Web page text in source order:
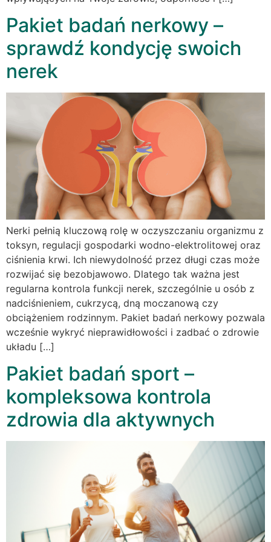
Pakiet badań nerkowy –
sprawdź kondycję swoich
nerek
Nerki pełnią kluczową rolę w oczyszczaniu organizmu z
toksyn, regulacji gospodarki wodno-elektrolitowej oraz
ciśnienia krwi. Ich niewydolność przez długi czas może
rozwijać się bezobjawowo. Dlatego tak ważna jest
regularna kontrola funkcji nerek, szczególnie u osób z
nadciśnieniem, cukrzycą, dną moczanową czy
obciążeniem rodzinnym. Pakiet badań nerkowy pozwala
wcześnie wykryć nieprawidłowości i zadbać o zdrowie
układu […]
Pakiet badań sport –
kompleksowa kontrola
zdrowia dla aktywnych